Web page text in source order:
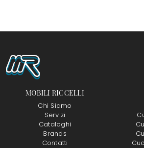
MOBILI RICCELLI
Chi Siamo
Servizi
Cataloghi
Brands
Contatti